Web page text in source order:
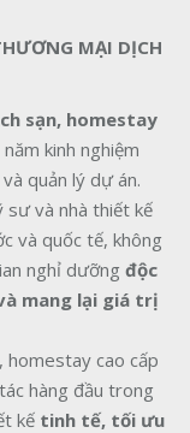
MẠI DỊCH
sạn, homestay
kinh nghiệm
quản lý dự án.
sư và nhà thiết kế
và quốc tế, không
nghỉ dưỡng độc
mang lại giá trị
homestay cao cấp
hàng đầu trong
kế tinh tế, tối ưu